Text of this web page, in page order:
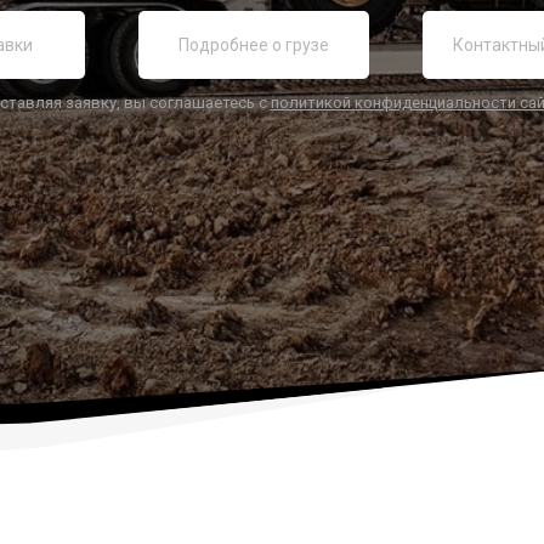
заявку, вы соглашаетесь сполитикой конфиденциальности